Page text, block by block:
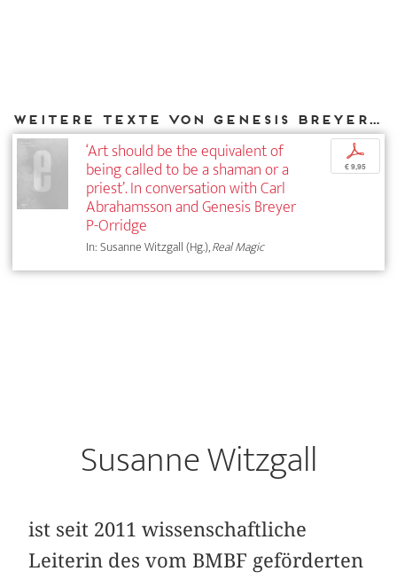
Weitere Texte von Genesis Breyer P-Orridge bei DIAPHANES
‘Art should be the equivalent of
being called to be a shaman or a
priest’. In conversation with Carl
Abrahamsson and Genesis Breyer
P-Orridge
In: Susanne Witzgall (Hg.),Real Magic
p
€ 9,95
Susanne Witzgall
ist seit 2011 wissenschaftliche
Leiterin des vom BMBF geförderten